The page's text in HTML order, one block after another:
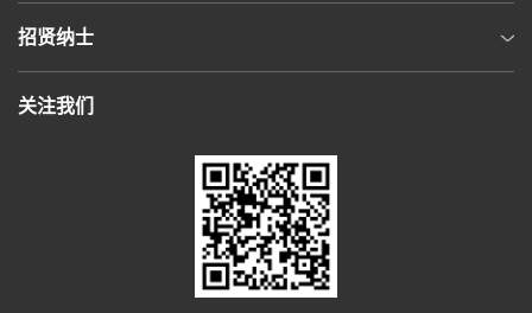
招贤纳士
关注我们